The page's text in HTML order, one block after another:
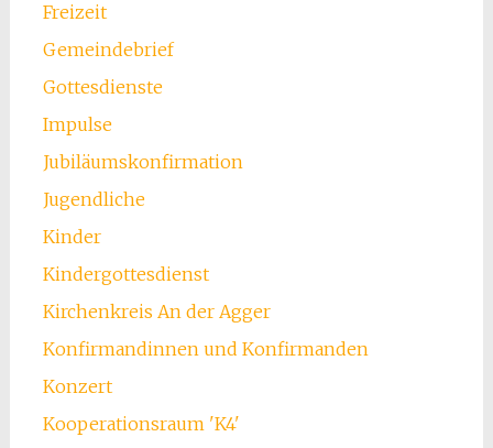
Freizeit
Gemeindebrief
Gottesdienste
Impulse
Jubiläumskonfirmation
Jugendliche
Kinder
Kindergottesdienst
Kirchenkreis An der Agger
Konfirmandinnen und Konfirmanden
Konzert
Kooperationsraum 'K4'